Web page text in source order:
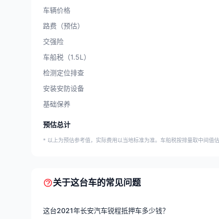
车辆价格
路费（预估）
交强险
车船税（1.5L）
检测定位排查
安装安防设备
基础保养
预估总计
* 以上为预估参考值，实际费用以当地标准为准。车船税按排量取中间值
关于这台车的常见问题
这台2021年长安汽车锐程抵押车多少钱？